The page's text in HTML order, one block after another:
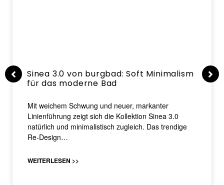
Sinea 3.0 von burgbad: Soft Minimalism
für das moderne Bad
Mit weichem Schwung und neuer, markanter
Linienführung zeigt sich die Kollektion Sinea 3.0
natürlich und minimalistisch zugleich. Das trendige
Re-Design…
WEITERLESEN >>